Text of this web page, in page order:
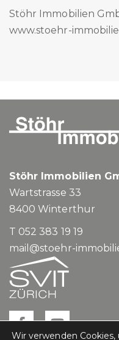
Stöhr Immobilien
www.stoehr-
Stöhr Immobilien
Wartstrasse 33
8400Winterthur
T 052 383 19 19
mail@stoehr-
Wir verwenden